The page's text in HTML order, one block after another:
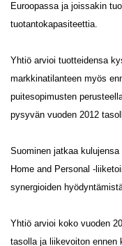
Euroopassa ja joissakin
tuotantokapasiteettia.
Yhtiö arvioi tuotteidensa
markkinatilanteen myös
puitesopimusten
pysyvän vuoden 2012
Suominen jatkaa
Home and Personal -
synergioiden
Yhtiö arvioi koko vuoden
tasolla ja liikevoiton ennen